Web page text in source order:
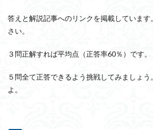
答えと解説記事へのリンクを掲載していま
さい。
３問正解すれば平均点（正答率60％）です。
５問全て正答できるよう挑戦してみましょ
よ。